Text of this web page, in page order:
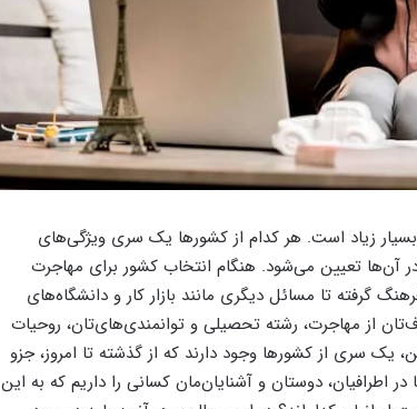
زیاد است. هر کدام از کشورها یک سری ویژگی‌های
آن‌ها تعیین می‌شود. هنگام انتخاب کشور برای مهاجرت
گرفته تا مسائل دیگری مانند بازار کار و دانشگاه‌های
از مهاجرت، رشته تحصیلی و توانمندی‌‌های‌تان، روحیات
سری از کشورها وجود دارند که از گذشته تا امروز، جزو
دوستان و آشنایان‌مان کسانی را داریم که به این